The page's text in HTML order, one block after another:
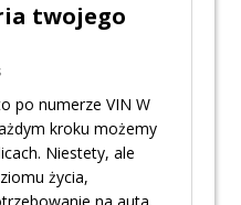
twojego
po numerze VIN W
kroku możemy
Niestety, ale
życia,